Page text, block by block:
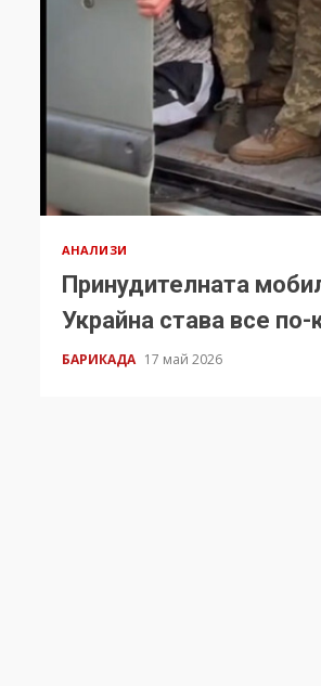
АНАЛИЗИ
Принудителната
Украйна става все по-
БАРИКАДА 17 май 2026